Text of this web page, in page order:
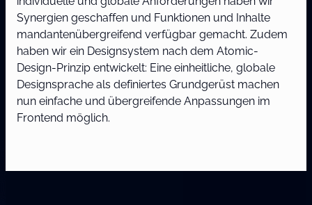
Synergien geschaffen und Funktionen und Inhalte
mandantenübergreifend verfügbar gemacht. Zudem
haben wir ein Designsystem nach dem Atomic-
Design-Prinzip entwickelt: Eine einheitliche, globale
Designsprache als definiertes Grundgerüst machen
nun einfache und übergreifende Anpassungen im
Frontend möglich.